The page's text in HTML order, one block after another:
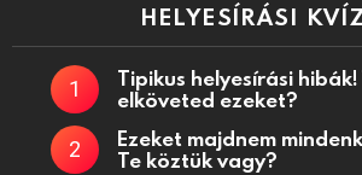
HELYESÍRÁSI
Tipikus helyesírási hibák!
elköveted ezeket?
Ezeket majdnem
Te köztük vagy?